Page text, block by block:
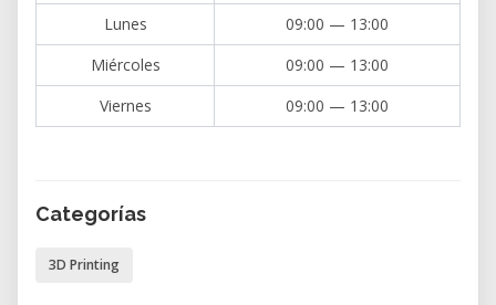
• Modos de renderizado
• Funcionamiento de Eevee e introducción al
renderizado en tiempo real
• Introducción a los materiales
• Introducción a los nodos
• Introducción a la animación 3D
Lunes
09:00 — 13:00
Miércoles
09:00 — 13:00
Viernes
09:00 — 13:00
Categorías
3D Printing